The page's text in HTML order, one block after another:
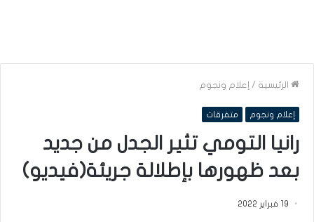
الرئيسية / إعلام ونجوم
إعلام ونجوم متفرقات
رانيا التومي تثير الجدل من جديد
بعد ظهورها بإطلالة جريئة(فيديو)
19 فبراير 2022